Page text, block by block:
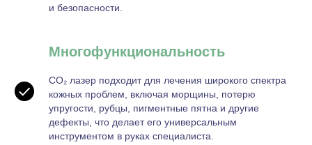
и безопасности.
Многофункциональность
CO₂ лазер подходит для лечения широкого спектра
кожных проблем, включая морщины, потерю
упругости, рубцы, пигментные пятна и другие
дефекты, что делает его универсальным
инструментом в руках специалиста.